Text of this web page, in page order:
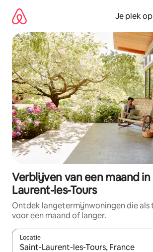
direct
naar
inhoud
Je plek
Verblijven van een maand in
Laurent-les-Tours
Ontdek langetermijnwoningen die als
voor een maand of langer.
Locatie
Wanneer er resultaten beschikbaar zijn,